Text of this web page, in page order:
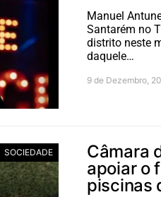
Manuel
Santarém no
distrito neste
daquele…
9 de Dezembro,
SOCIEDADE
Câmara
apoiar o
piscinas